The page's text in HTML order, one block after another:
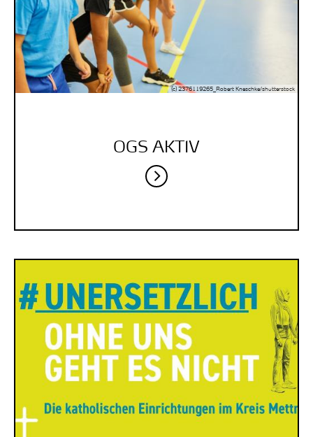
(c) 2376119265_Robert Kneschke/shutterstock
OGS AKTIV